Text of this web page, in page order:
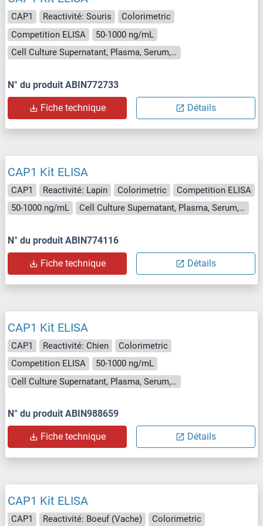
CAP1 Reactivité: Souris
Colorimetric
Competition ELISA
50-1000 ng/mL
Cell Culture Supernatant, Plasma, Serum, Tissue Homogenate
N° du produit ABIN772733
Fiche technique Détails
CAP1 Kit ELISA
CAP1 Reactivité: Lapin Colorimetric
Competition ELISA
50-1000 ng/mL
Cell Culture Supernatant, Plasma, Serum, Tissue Homogenate
N° du produit ABIN774116
Fiche technique Détails
CAP1 Kit ELISA
CAP1 Reactivité: Chien
Colorimetric
Competition ELISA
50-1000 ng/mL
Cell Culture Supernatant, Plasma, Serum, Tissue Homogenate
N° du produit ABIN988659
Fiche technique Détails
CAP1 Kit ELISA
CAP1 Reactivité: Boeuf (Vache) Colorimetric